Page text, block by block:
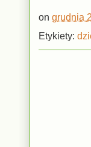
on grudnia
Etykiety: